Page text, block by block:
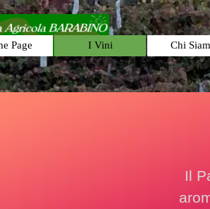
Page I Vini ▼
Chi
Il